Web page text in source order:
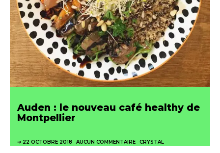
Auden : le nouveau café healthy de
Montpellier
22 OCTOBRE 2018 AUCUN COMMENTAIRE CRYSTAL